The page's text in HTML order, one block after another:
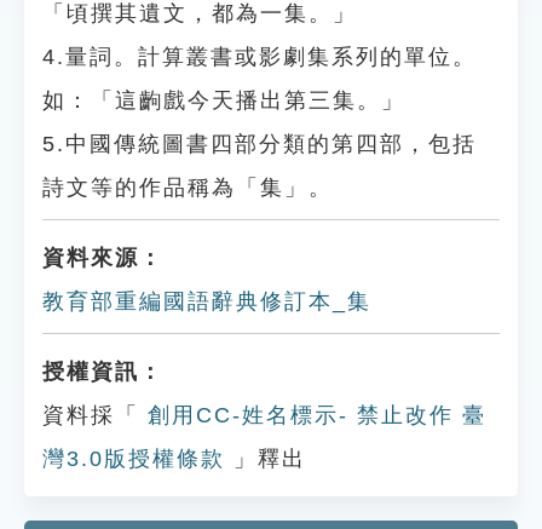
「頃撰其遺文，都為一集。」
4.量詞。計算叢書或影劇集系列的單位。
如：「這齣戲今天播出第三集。」
5.中國傳統圖書四部分類的第四部，包括
詩文等的作品稱為「集」。
資料來源：
教育部重編國語辭典修訂本_集
授權資訊：
資料採「
創用CC-姓名標示- 禁止改作 臺
灣3.0版授權條款
」釋出